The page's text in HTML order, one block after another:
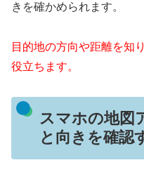
きを確かめられます。
目的地の方向や距離を知
役立ちます。
スマホの地図
と向きを確認